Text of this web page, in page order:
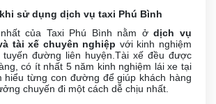
sử dụng dịch vụ taxi Phú Bình
của Taxi Phú Bình nằm ởdịch vụ
tài xế chuyên nghiệp với kinh nghiệm
đường liên huyện.Tài xế đều được
có ít nhất 5 năm kinh nghiệm lái xe tại
hiểu từng con đường để giúp khách hàng
chuyến đi một cách dễ chịu nhất.